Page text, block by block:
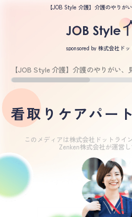
【JOB Style 介護】介護のやりが
sponsored by 株式会社ド
【JOB Style 介護】介護のやりがい、
看取りケアパー
このメディアは株式会社ドットライ
Zenken株式会社が運営し